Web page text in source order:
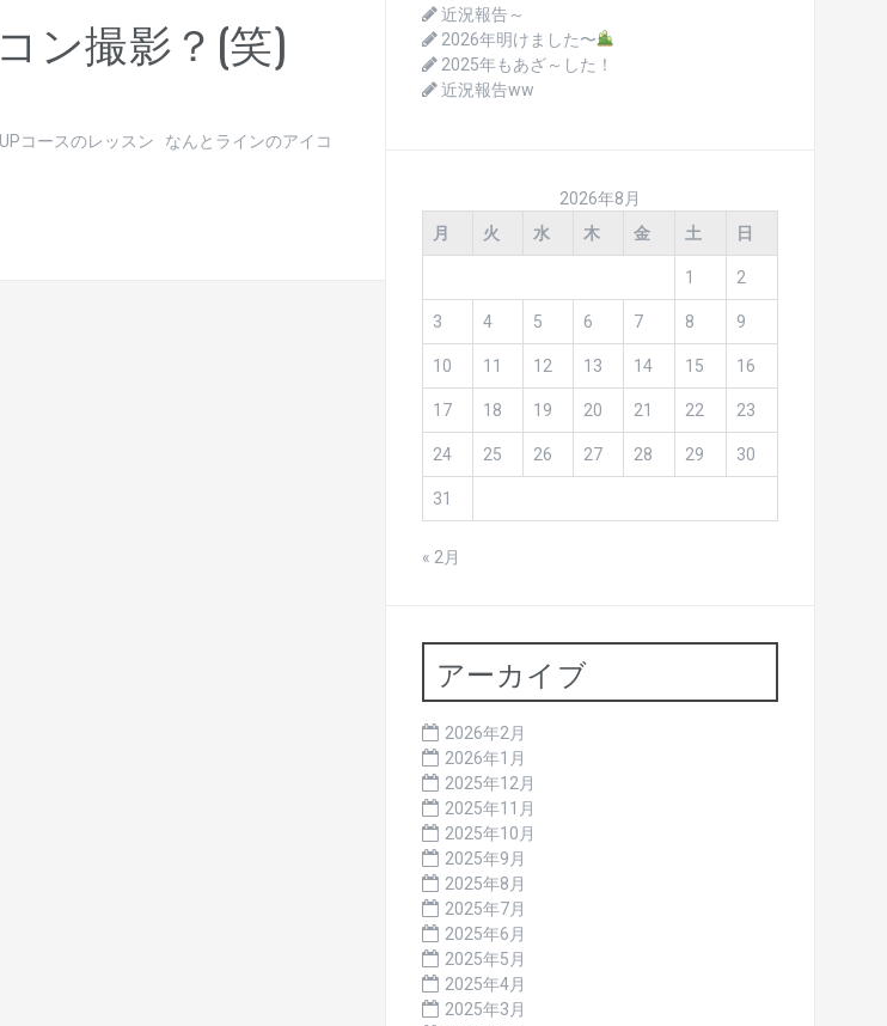
ン撮影？(笑)
コースのレッスン なんとラインのアイコ
近況報告～
2026年明けました〜
2025年もあざ～した！
近況報告ww
2026年8月
月
火 水 木 金 土 日
1 2
3 4 5 6 7 8 9
10 11 12 13 14 15 16
17 18 19 20 21 22 23
24 25 26 27 28 29 30
31
« 2月
アーカイブ
2026年2月
2026年1月
2025年12月
2025年11月
2025年10月
2025年9月
2025年8月
2025年7月
2025年6月
2025年5月
2025年4月
2025年3月